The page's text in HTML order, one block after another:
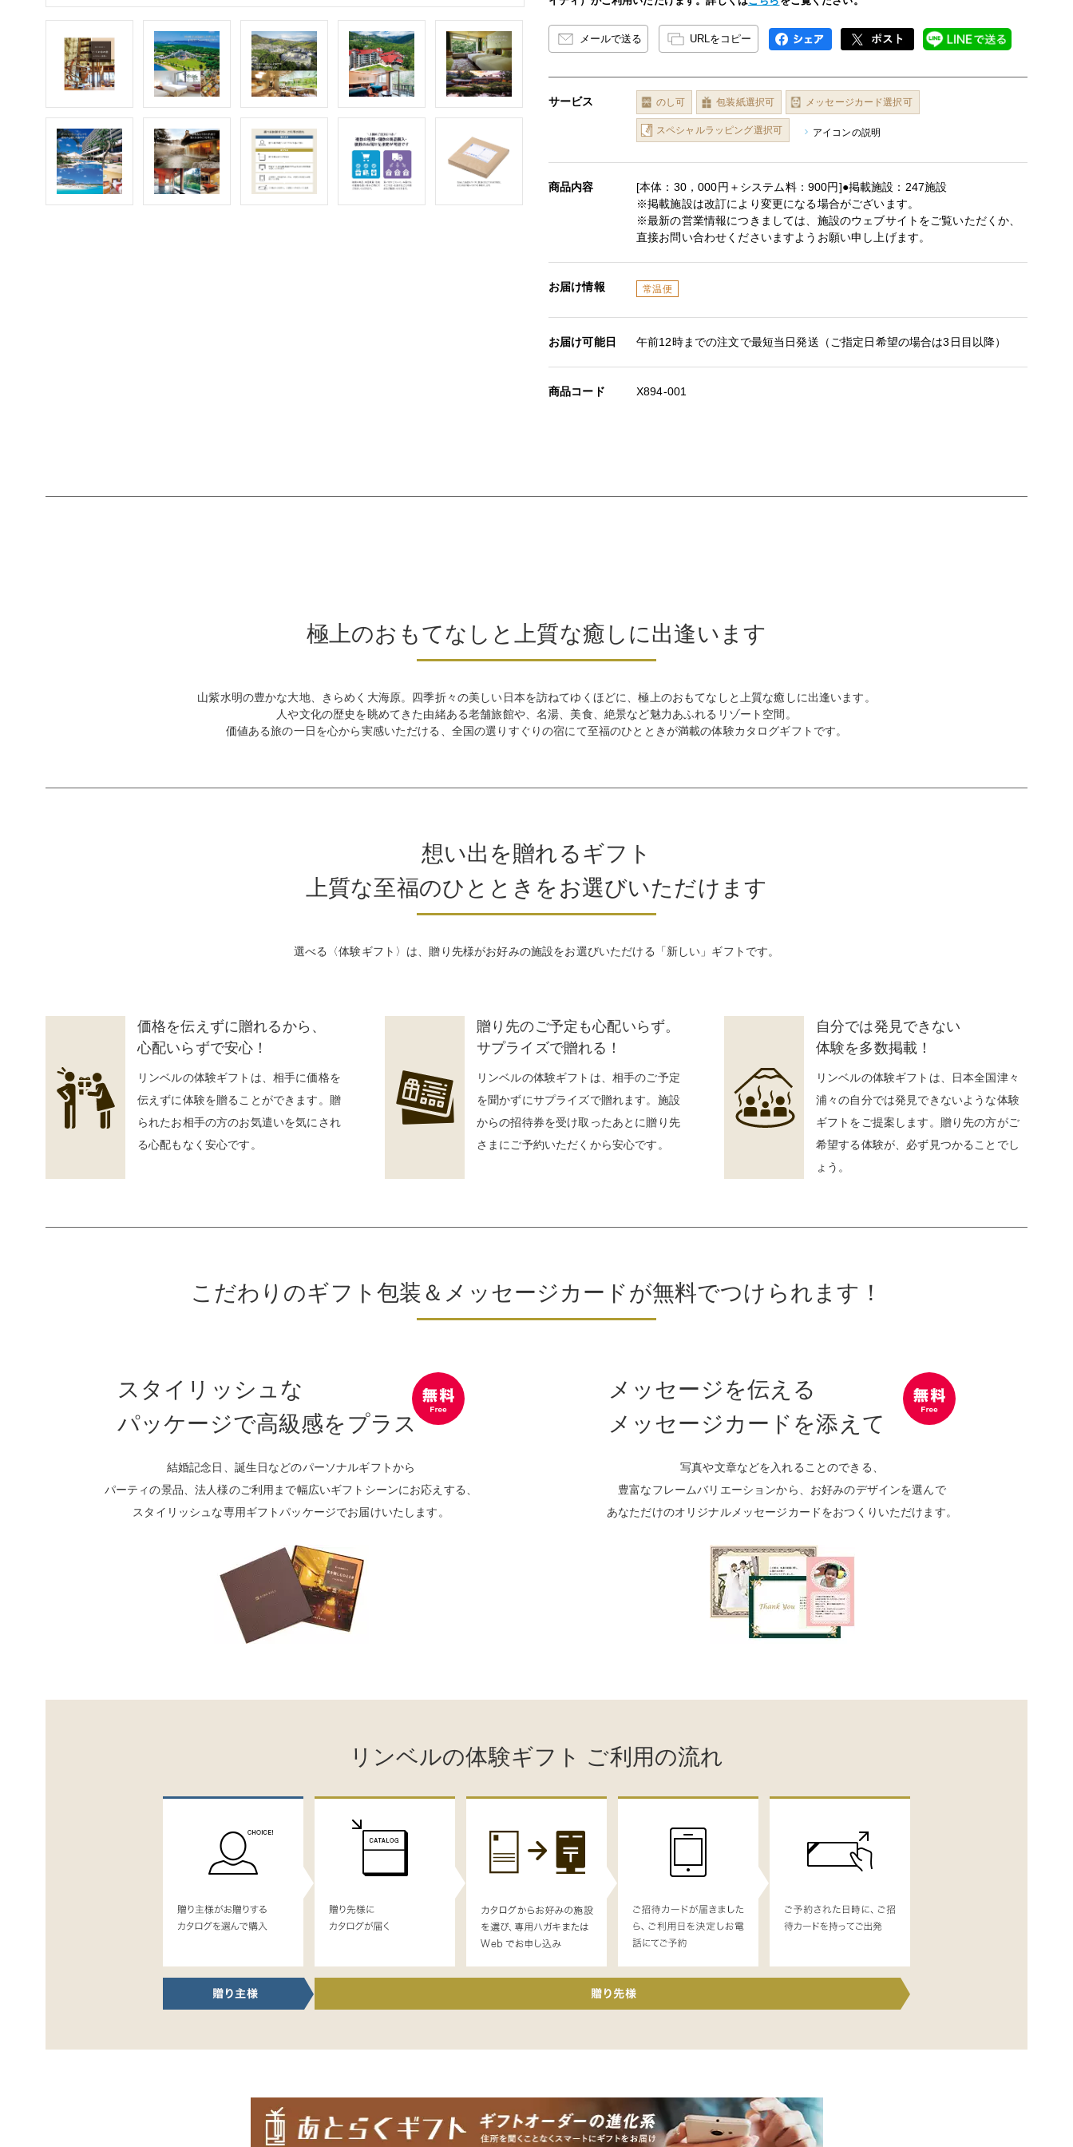
メールで送る URLをコピー
サービス のし可 包装紙選択可 メッセージカード選択可
スペシャルラッピング選択可 アイコンの説明
商品内容
[本体：30，000円＋システム料：900円]●掲載施設：247施設
※掲載施設は改訂により変更になる場合がございます。
※最新の営業情報につきましては、施設のウェブサイトをご覧いただくか、
直接お問い合わせくださいますようお願い申し上げます。
お届け情報 常温便
お届け可能日 午前12時までの注文で最短当日発送（ご指定日希望の場合は3日目以降）
商品コード X894-001
極上のおもてなしと上質な癒しに出逢います
山紫水明の豊かな大地、きらめく大海原。四季折々の美しい日本を訪ねてゆくほどに、極上のおもてなしと上質な癒しに出逢います。
人や文化の歴史を眺めてきた由緒ある老舗旅館や、名湯、美食、絶景など魅力あふれるリゾート空間。
価値ある旅の一日を心から実感いただける、全国の選りすぐりの宿にて至福のひとときが満載の体験カタログギフトです。
想い出を贈れるギフト
上質な至福のひとときをお選びいただけます
選べる〈体験ギフト〉は、贈り先様がお好みの施設をお選びいただける「新しい」ギフトです。
価格を伝えずに贈れるから、
心配いらずで安心！
リンベルの体験ギフトは、相手に価格を
伝えずに体験を贈ることができます。贈
られたお相手の方のお気遣いを気にされ
る心配もなく安心です。
贈り先のご予定も心配いらず。
サプライズで贈れる！
リンベルの体験ギフトは、相手のご予定
を聞かずにサプライズで贈れます。施設
からの招待券を受け取ったあとに贈り先
さまにご予約いただくから安心です。
自分では発見できない
体験を多数掲載！
リンベルの体験ギフトは、日本全国津々
浦々の自分では発見できないような体験
ギフトをご提案します。贈り先の方がご
希望する体験が、必ず見つかることでし
ょう。
こだわりのギフト包装＆メッセージカードが無料でつけられます！
スタイリッシュな
パッケージで高級感をプラス
結婚記念日、誕生日などのパーソナルギフトから
パーティの景品、法人様のご利用まで幅広いギフトシーンにお応えする、
スタイリッシュな専用ギフトパッケージでお届けいたします。
メッセージを伝える
メッセージカードを添えて
写真や文章などを入れることのできる、
豊富なフレームバリエーションから、お好みのデザインを選んで
あなただけのオリジナルメッセージカードをおつくりいただけます。
リンベルの体験ギフト ご利用の流れ